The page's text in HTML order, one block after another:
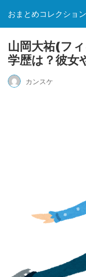
おまとめコレクション
山岡大祐(フ
学歴は？彼女
カンスケ